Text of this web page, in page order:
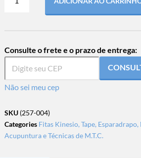
Consulte o frete e o prazo de entrega:
Não sei meu cep
SKU (257-004)
Categories Fitas Kinesio, Tape,
Acupuntura e Técnicas de M.T.C.